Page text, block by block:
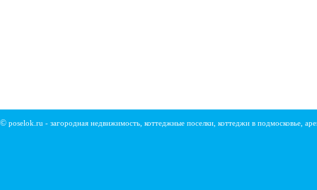
© poselok.ru - загородная недвижимость, коттеджные поселки, коттеджи в подмосковье,